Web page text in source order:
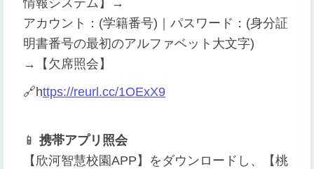
情報システム】→
アカウント：(学籍番号)｜パスワード：(身分証
明書番号の最初のアルファベット大文字)
→【欠席照会】
🔗https://reurl.cc/1OExX9
📱 携帯アプリ照会
【欣河智慧校園APP】をダウンロードし、【桃